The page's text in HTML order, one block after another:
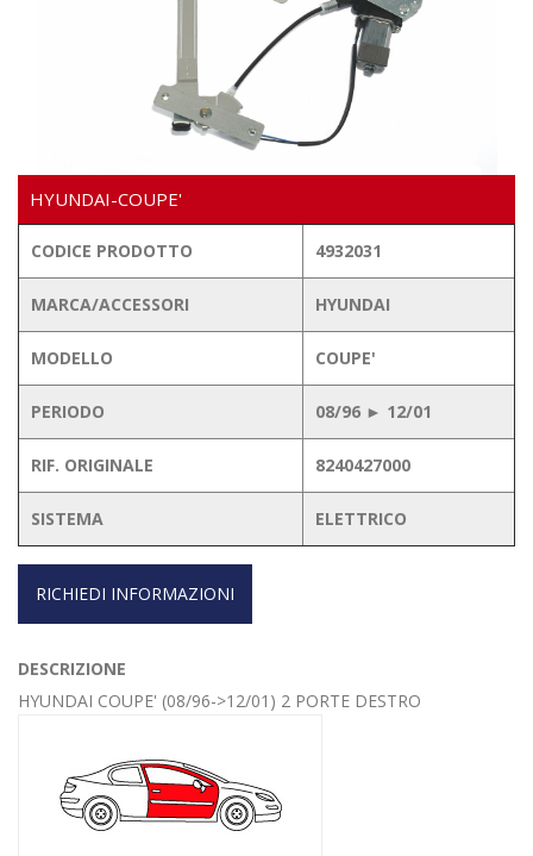
HYUNDAI-COUPE'
CODICE PRODOTTO 4932031
MARCA/ACCESSORI HYUNDAI
MODELLO COUPE'
PERIODO 08/96 ► 12/01
RIF. ORIGINALE 8240427000
SISTEMA ELETTRICO
RICHIEDI INFORMAZIONI
DESCRIZIONE
HYUNDAI COUPE' (08/96->12/01) 2 PORTE DESTRO